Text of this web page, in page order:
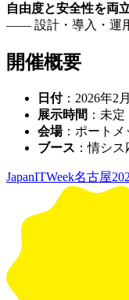
自由度と安全性を両
—— 設計・導入・運
開催概要
日付：2026年2
展示時間 ：未
会場：ポートメ
ブース ：情シ
JapanITWeek名古屋